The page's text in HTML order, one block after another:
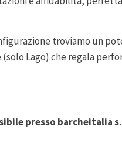
troviamo un
(solo Lago) che regala
presso barcheitalia